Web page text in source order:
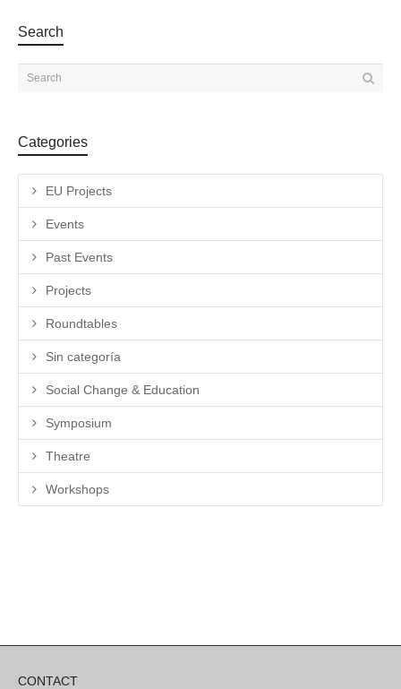
Search
Categories
EU Projects
Events
Past Events
Projects
Roundtables
Sin categoría
Social Change & Education
Symposium
Theatre
Workshops
CONTACT